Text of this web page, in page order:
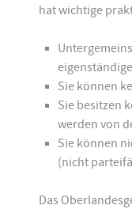
hat wichtige
Sie können
Sie besitzen
werden von
Sie können
(nicht
Das